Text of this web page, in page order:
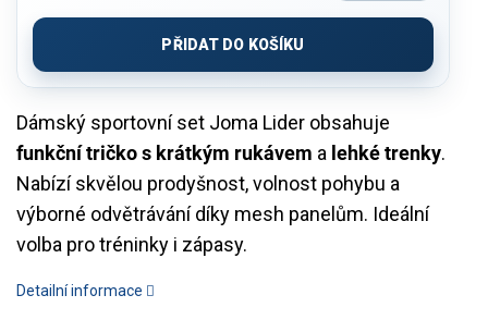
Dámský sportovní set Joma Lider obsahuje
funkční tričko s krátkým rukávem a lehké trenky.
Nabízí skvělou prodyšnost, volnost pohybu a
výborné odvětrávání díky mesh panelům. Ideální
volba pro tréninky i zápasy.
Detailní informace
cena:
PŘIDAT DO KOŠÍKU